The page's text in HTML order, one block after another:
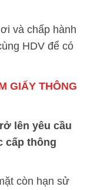
và chấp hành
HDV để có
GIẤY THÔNG
lên yêu cầu
cấp thông
còn hạn sử